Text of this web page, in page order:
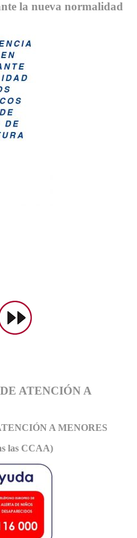
la nueva normalidad
ATENCIÓN A
CIÓN A MENORES
las CCAA)